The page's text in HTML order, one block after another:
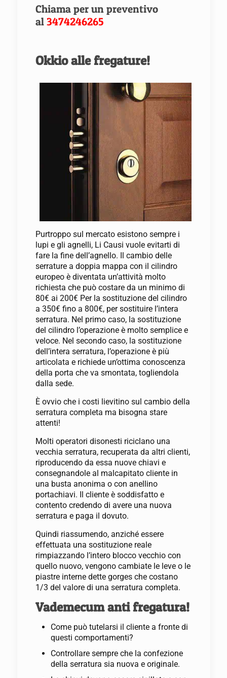
Chiama per un preventivo
al 3474246265
Okkio alle fregature!
Purtroppo sul mercato esistono sempre i
lupi e gli agnelli, Li Causi vuole evitarti di
fare la fine dell’agnello. Il cambio delle
serrature a doppia mappa con il cilindro
europeo è diventata un’attività molto
richiesta che può costare da un minimo di
80€ ai 200€ Per la sostituzione del cilindro
a 350€ fino a 800€, per sostituire l’intera
serratura. Nel primo caso, la sostituzione
del cilindro l’operazione è molto semplice e
veloce. Nel secondo caso, la sostituzione
dell’intera serratura, l’operazione è più
articolata e richiede un’ottima conoscenza
della porta che va smontata, togliendola
dalla sede.
È ovvio che i costi lievitino sul cambio della
serratura completa ma bisogna stare
attenti!
Molti operatori disonesti riciclano una
vecchia serratura, recuperata da altri clienti,
riproducendo da essa nuove chiavi e
consegnandole al malcapitato cliente in
una busta anonima o con anellino
portachiavi. Il cliente è soddisfatto e
contento credendo di avere una nuova
serratura e paga il dovuto.
Quindi riassumendo, anziché essere
effettuata una sostituzione reale
rimpiazzando l’intero blocco vecchio con
quello nuovo, vengono cambiate le leve o le
piastre interne dette gorges che costano
1/3 del valore di una serratura completa.
Vademecum anti fregatura!
Come può tutelarsi il cliente a fronte di
questi comportamenti?
Controllare sempre che la confezione
della serratura sia nuova e originale.